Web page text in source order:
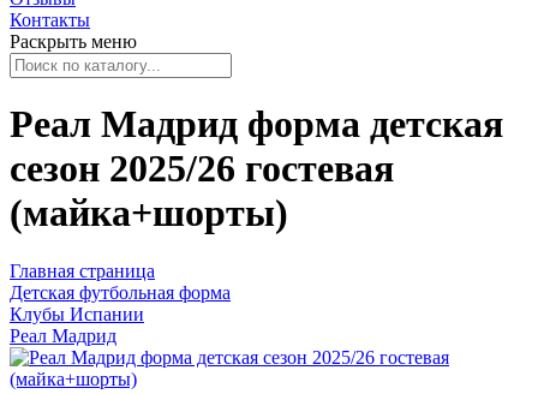
Контакты
Раскрыть меню
Реал Мадрид форма детская
сезон 2025/26 гостевая
(майка+шорты)
Главная страница
Детская футбольная форма
Клубы Испании
Реал Мадрид